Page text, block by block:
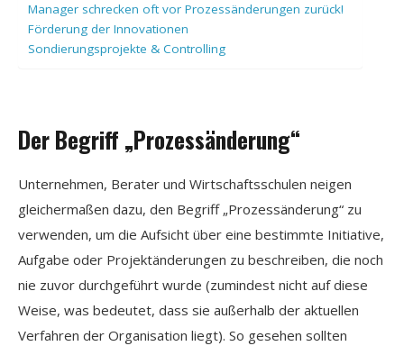
Manager schrecken oft vor Prozessänderungen zurück!
Förderung der Innovationen
Sondierungsprojekte & Controlling
Der Begriff „Prozessänderung“
Unternehmen, Berater und Wirtschaftsschulen neigen
gleichermaßen dazu, den Begriff „Prozessänderung“ zu
verwenden, um die Aufsicht über eine bestimmte Initiative,
Aufgabe oder Projektänderungen zu beschreiben, die noch
nie zuvor durchgeführt wurde (zumindest nicht auf diese
Weise, was bedeutet, dass sie außerhalb der aktuellen
Verfahren der Organisation liegt). So gesehen sollten